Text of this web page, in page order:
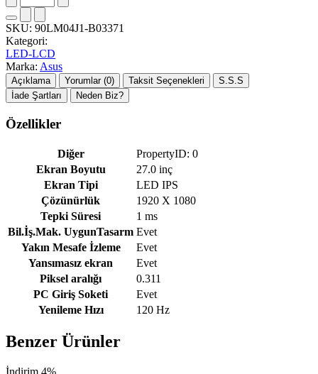
SKU: 90LM04J1-B03371
Kategori:
LED-LCD
Marka: Asus
Açıklama Yorumlar (0) Taksit Seçenekleri
S.S.S
İade Şartları
Neden Biz?
Özellikler
Diğer
PropertyID: 0
Ekran Boyutu
27.0 inç
Ekran Tipi
LED IPS
Çözünürlük
1920 X 1080
Tepki Süresi
1 ms
Bil.İş.Mak. UygunTasarm Evet
Yakın Mesafe İzleme
Evet
Yansımasız ekran
Evet
Piksel aralığı
0.311
PC Giriş Soketi
Evet
Yenileme Hızı
120 Hz
Benzer Ürünler